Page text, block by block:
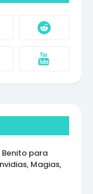
Benito para
Magias,